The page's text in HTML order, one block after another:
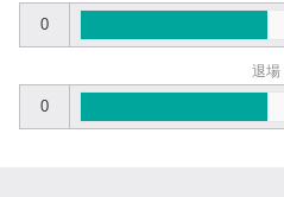
0
退場
0